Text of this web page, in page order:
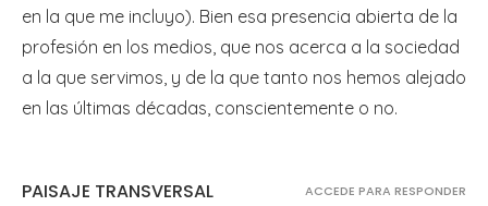
en la que me incluyo). Bien esa presencia abierta de la
profesión en los medios, que nos acerca a la sociedad
a la que servimos, y de la que tanto nos hemos alejado
en las últimas décadas, conscientemente o no.
PAISAJE TRANSVERSAL ACCEDE PARA RESPONDER